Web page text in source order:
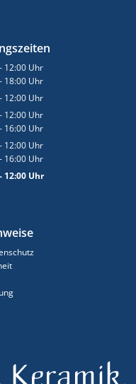
- 12:00 Uhr
Von 08:00 bis 12:00 Uhr
- 18:00 Uhr
Von 13:00 bis 18:00 Uhr
- 12:00 Uhr
Von 08:00 bis 12:00 Uhr
- 12:00 Uhr
Von 08:00 bis 12:00 Uhr
- 16:00 Uhr
Von 13:00 bis 16:00 Uhr
- 12:00 Uhr
Von 08:00 bis 12:00 Uhr
- 16:00 Uhr
Von 13:00 bis 16:00 Uhr
12:00Uhr